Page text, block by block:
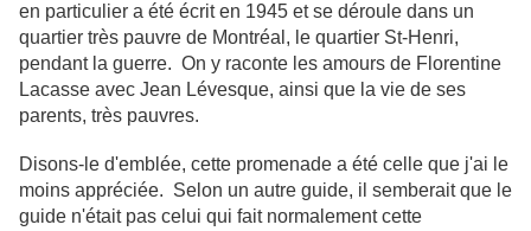
en particulier a été écrit en 1945 et se déroule dans un
quartier très pauvre de Montréal, le quartier St-Henri,
pendant la guerre. On y raconte les amours de Florentine
Lacasse avec Jean Lévesque, ainsi que la vie de ses
parents, très pauvres.
Disons-le d'emblée, cette promenade a été celle que j'ai le
moins appréciée. Selon un autre guide, il semberait que le
guide n'était pas celui qui fait normalement cette